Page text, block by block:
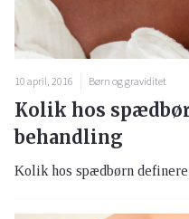
10 april, 2016 Børn og graviditet
Kolik hos
behandling